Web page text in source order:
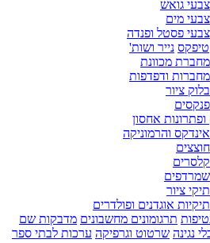
צבעי גואש
צבעי מים
צבעי פסטל ופנדה
טיפקס נייר ושות'
מחברת מכוונת
מחברות ודפדפות
בלוק ציור
פנקסים
ופתרונות אחסון
אינדקס והרמוניקה
חוצצים
קלסרים
שמרדפים
תיקי ציור
תיקיות אוגדנים ופולדרים
תרגומונים מחשבונים מדבקות שם
נגינה שרטוט וגרפיקה ערכות לבתי ספר